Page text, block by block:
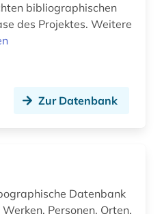
bibliographischen
Projektes. Weitere
Zur Datenbank
Datenbank
Personen, Orten,